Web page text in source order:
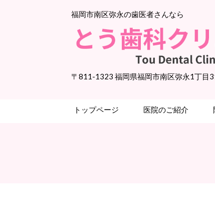
福岡市南区弥永の歯医者さんなら
〒811-1323 福岡県福岡市南区弥永1丁目
トップページ 医院のご紹介